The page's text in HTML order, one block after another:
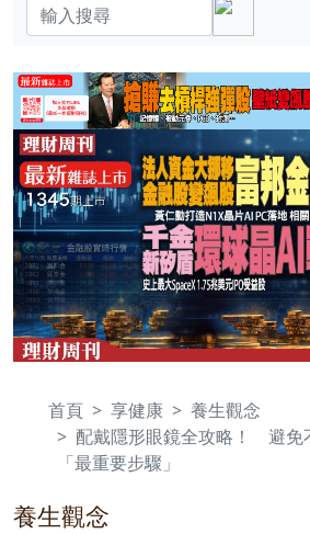
首頁 享健康
養生觀念
配戴隱形眼鏡全攻略！ 避免
「最重要步驟」
養生觀念